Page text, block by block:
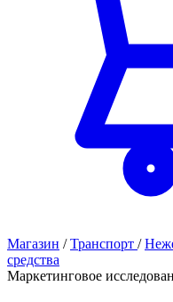
Магазин / Транспорт /
средства
Маркетинговое